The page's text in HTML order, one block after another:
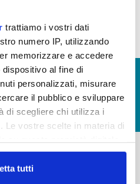
trattiamo i vostri dati
numero IP, utilizzando
memorizzare e accedere
al fine di
personalizzati, misurare
il pubblico e sviluppare
di scegliere chi utilizza i
Le vostre scelte in materia di
scelte. È possibile
consenso in qualsiasi
sui cookie o facendo clic
tutti
GLOSSARIO
GIUDICA IL SERVIZIO
LAVORA CON NOI
-